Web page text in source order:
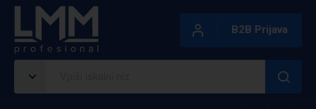
B2B Prijava